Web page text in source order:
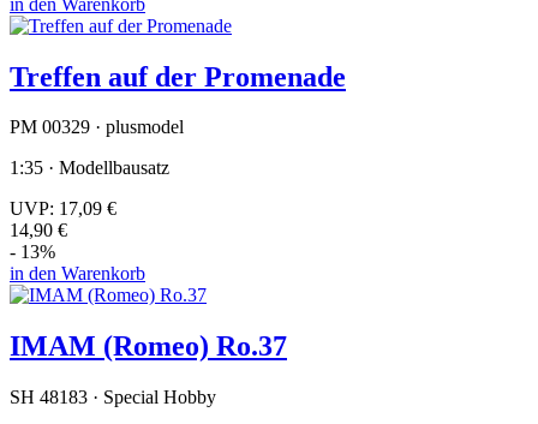
Treffen auf der Promenade
PM 00329 · plusmodel
1:35 · Modellbausatz
UVP: 17,09 €
14,90 €
- 13%
in den Warenkorb
IMAM (Romeo) Ro.37
SH 48183 · Special Hobby